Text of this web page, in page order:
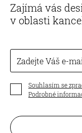
Zajímá vás
v oblasti
Zadejte Váš e-
Souhlasím se
Podrobné